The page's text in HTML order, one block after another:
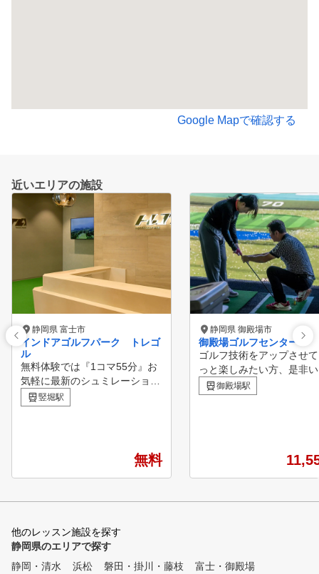
Google Mapで確認する
近いエリアの施設
静岡県 富士市
インドアゴルフパーク トレゴ
ル
無料体験では『1コマ55分』お
気軽に最新のシュミレーション
マシンが無料で体験できます！
「続けられるか心配」「インド
習できるゴルフ環境が欲しい・
・」 そんなゴルファーのお声
にお応えする施設がトレゴルで
らにプロのワンポイントアドバ
イスも月会費内で受け放題！デ
ータ×プロレッスンで効率的に
竪堀駅
無料
静岡県 御殿場市
御殿場ゴルフセンター
ゴルフ技術をアップさせ
っと楽しみたい方、是非
てください。 ゴルフをシ
ルに! 初心者から上級者ま
から営業しております。
コースに行く前にちょっ
御殿場駅
他のレッスン施設を探す
静岡県のエリアで探す
静岡・清水
浜松 磐田・掛川・藤枝
富士・御殿場